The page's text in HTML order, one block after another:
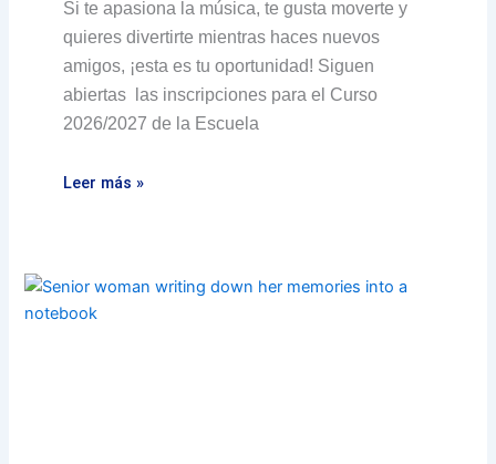
Si te apasiona la música, te gusta moverte y
quieres divertirte mientras haces nuevos
amigos, ¡esta es tu oportunidad! Siguen
abiertas las inscripciones para el Curso
2026/2027 de la Escuela
Leer más »